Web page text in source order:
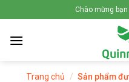
to
content
Chào mừng bạn
Trang chủ / Sản phẩm